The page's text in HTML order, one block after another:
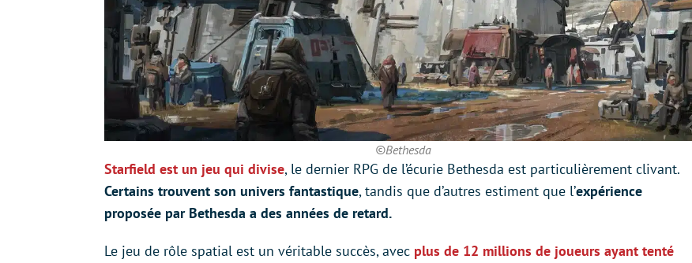
©Bethesda
Starfield est un jeu qui divise, le dernier RPG de l’écurie Bethesda est particulièrement clivant.
Certains trouvent son univers fantastique, tandis que d’autres estiment que l’expérience
proposée par Bethesda a des années de retard.
Le jeu de rôle spatial est un véritable succès, avec plus de 12 millions de joueurs ayant tenté